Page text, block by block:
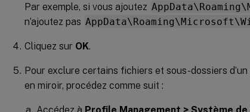
Par exemple, si vous ajoutez
n’ajoutez pas
Cliquez sur OK.
Pour exclure certains fichiers et sous-dossiers
en miroir, procédez comme suit :
Accédez à Profile Management > Système